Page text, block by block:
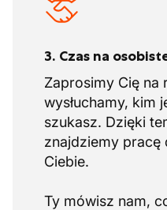
3. Czas na
Zaprosimy Cię na
wysłuchamy, kim
szukasz. Dzięki
znajdziemy pracę
Ciebie.
Ty mówisz nam,